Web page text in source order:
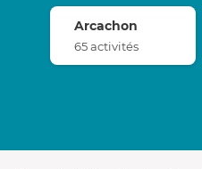
Arcachon
65 activités